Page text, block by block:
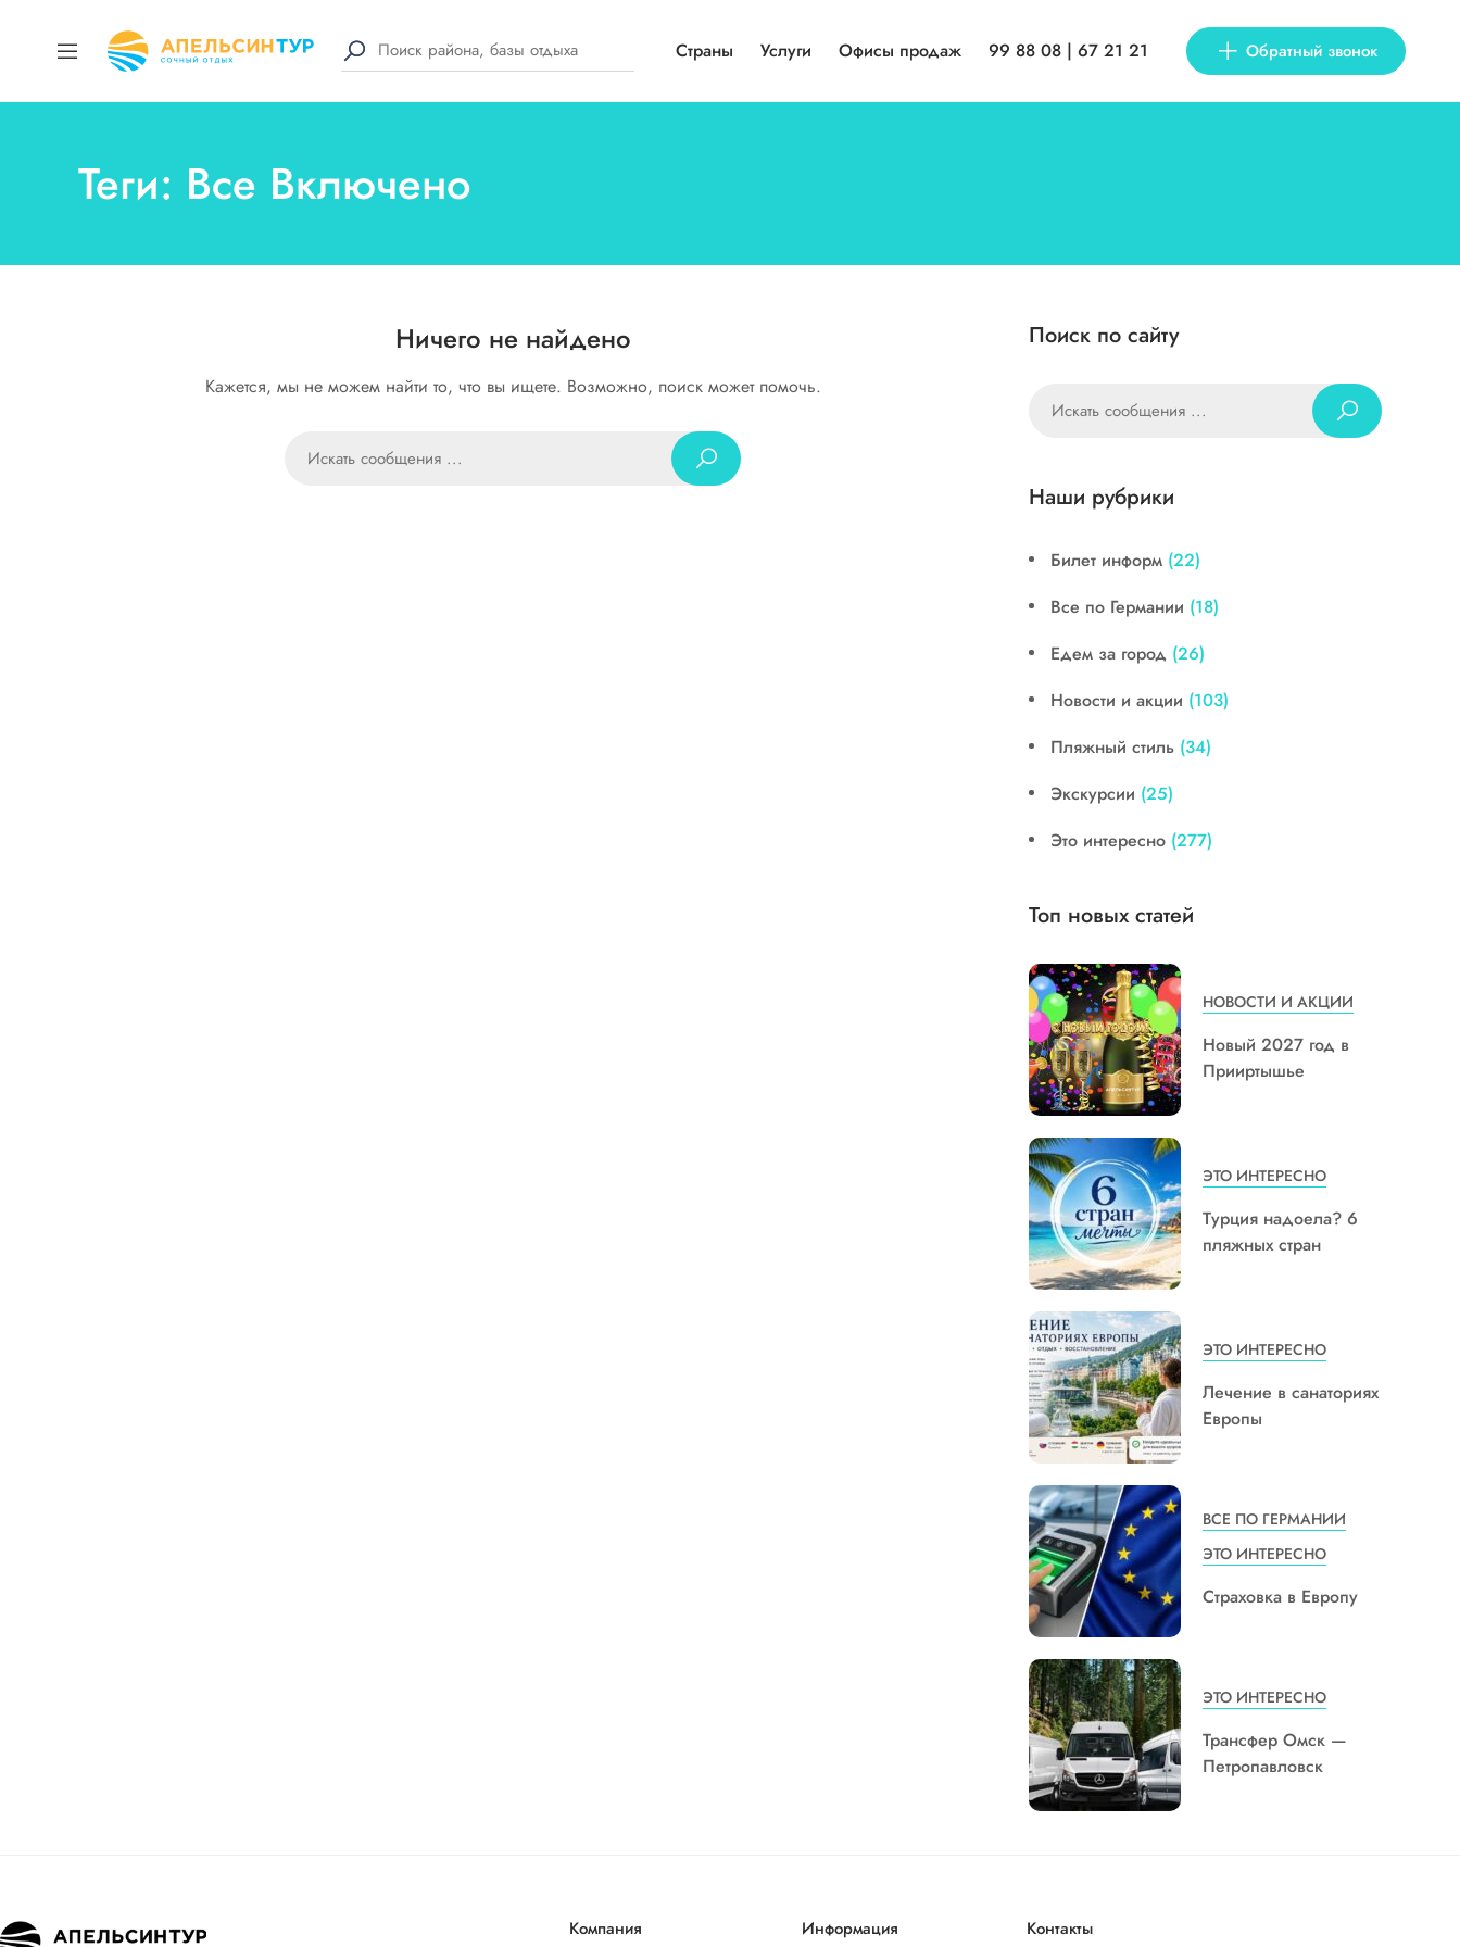
Страны Услуги Офисы продаж 99 88 08 | 67 21 21 Обратный звонок
Теги: Все Включено
Ничего не найдено
Кажется, мы не можем найти то, что вы ищете. Возможно, поиск может помочь.
Поиск по сайту
Наши рубрики
Билет информ (22)
Все по Германии (18)
Едем за город (26)
Новости и акции (103)
Пляжный стиль (34)
Экскурсии (25)
Это интересно (277)
Топ новых статей
НОВОСТИ И АКЦИИ
Новый 2027 год в
Прииртышье
ЭТО ИНТЕРЕСНО
Турция надоела? 6
пляжных стран
ЭТО ИНТЕРЕСНО
Лечение в санаториях
Европы
ВСЕ ПО ГЕРМАНИИ
ЭТО ИНТЕРЕСНО
Страховка в Европу
ЭТО ИНТЕРЕСНО
Трансфер Омск —
Петропавловск
Компания Информация Контакты